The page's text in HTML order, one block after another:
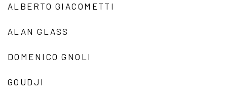
ALBERTO GIACOMETTI
ALAN GLASS
DOMENICO GNOLI
GOUDJI